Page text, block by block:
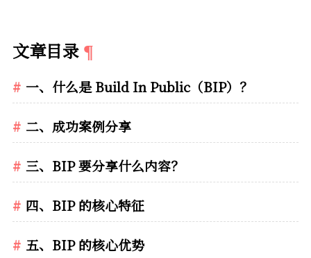
文章目录
一、什么是 Build In Public（BIP）？
二、成功案例分享
三、BIP 要分享什么内容？
四、BIP 的核心特征
五、BIP 的核心优势